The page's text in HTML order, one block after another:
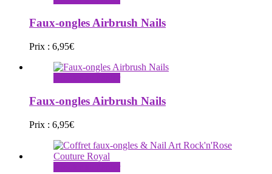
Faux-ongles Airbrush Nails
Prix : 6,95€
Faux-ongles Airbrush Nails
Prix : 6,95€